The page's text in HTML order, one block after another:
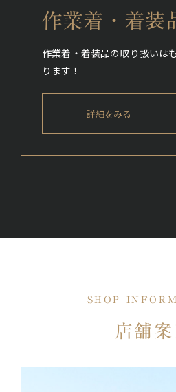
作業着・着装
作業着・着装品の取り扱いは
ります！
詳細をみる
SHOP
店舗案